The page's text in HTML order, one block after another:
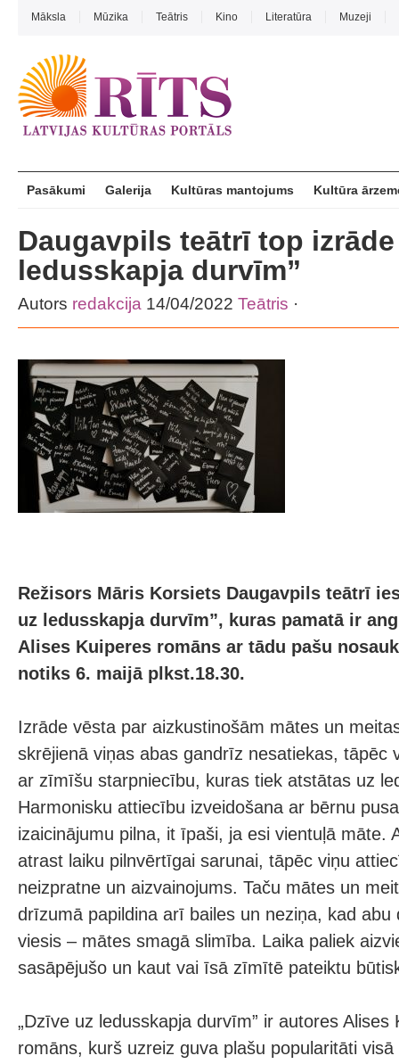
Māksla Mūzika Teātris Kino Literatūra Muzeji
Pasākumi Galerija Kultūras mantojums Kultūra
Daugavpils teātrī top izrāde
ledusskapja durvīm”
Autors redakcija 14/04/2022 Teātris ·
Režisors Māris Korsiets Daugavpils teātrī
uz ledusskapja durvīm”, kuras pamatā ir
Alises Kuiperes romāns ar tādu pašu
notiks 6. maijā plkst.18.30.
Izrāde vēsta par aizkustinošām mātes un
skrējienā viņas abas gandrīz nesatiekas, tāpēc
ar zīmīšu starpniecību, kuras tiek atstātas uz
Harmonisku attiecību izveidošana ar bērnu
izaicinājumu pilna, it īpaši, ja esi vientuļā māte.
atrast laiku pilnvērtīgai sarunai, tāpēc viņu
neizpratne un aizvainojums. Taču mātes un
drīzumā papildina arī bailes un neziņa, kad abu
viesis – mātes smagā slimība. Laika paliek
sasāpējušo un kaut vai īsā zīmītē pateiktu
„Dzīve uz ledusskapja durvīm” ir autores Alises
romāns, kurš uzreiz guva plašu popularitāti